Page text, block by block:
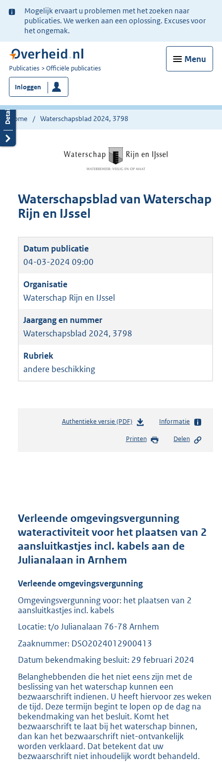
Ter
informatie:
Mogelijk ervaart u problemen met het zoeken naar
publicaties. We werken aan een oplossing. Excuses voor
het ongemak.
Menu
U
bent
nu
hier:
Publicaties Officiële publicaties
Inloggen
Home Waterschapsblad 2024, 3798
Waterschapsblad van Waterschap
Rijn en IJssel
04-03-2024 09:00
Waterschap Rijn en IJssel
Waterschapsblad 2024, 3798
andere beschikking
Authentieke versie (PDF)b
s
r
o
t
2
0
b
Informatie
Printen Delen
Verleende omgevingsvergunning
wateractiviteit voor het plaatsen van 2
aansluitkastjes incl. kabels aan de
Julianalaan in Arnhem
Verleende omgevingsvergunning
Omgevingsvergunning voor: het plaatsen van 2
aansluitkastjes incl. kabels
Locatie: t/o Julianalaan 76-78 Arnhem
Zaaknummer: DSO2024012900413
Datum bekendmaking besluit: 29 februari 2024
Belanghebbenden die het niet eens zijn met de
beslissing van het waterschap kunnen een
bezwaarschrift indienen. U heeft hiervoor zes weken
de tijd. Deze termijn begint te lopen op de dag na
bekendmaking van het besluit. Komt het
bezwaarschrift te laat bij het waterschap binnen,
dan kan het bezwaarschrift niet-ontvankelijk
worden verklaard. Dat betekent dat uw
bezwaarschrift niet inhoudelijk wordt behandeld.